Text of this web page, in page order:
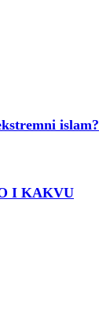
islam?
I KAKVU